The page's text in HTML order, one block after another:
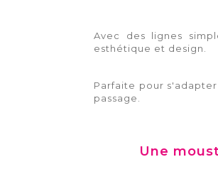
Avec des lignes
esthétique et design.
Parfaite pour
passage.
Une